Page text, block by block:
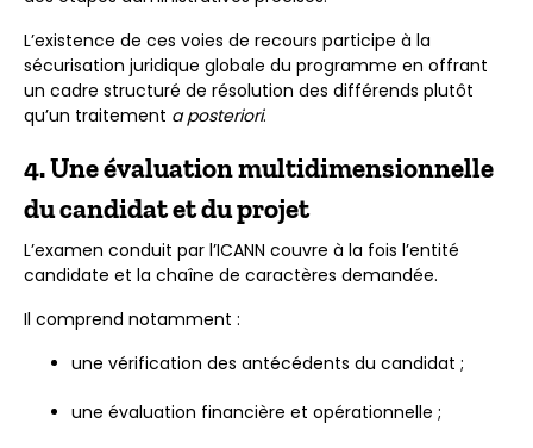
L’existence de ces voies de recours participe à la
sécurisation juridique globale du programme en offrant
un cadre structuré de résolution des différends plutôt
qu’un traitement a posteriori.
4. Une évaluation multidimensionnelle
du candidat et du projet
L’examen conduit par l’ICANN couvre à la fois l’entité
candidate et la chaîne de caractères demandée.
Il comprend notamment :
une vérification des antécédents du candidat ;
une évaluation financière et opérationnelle ;